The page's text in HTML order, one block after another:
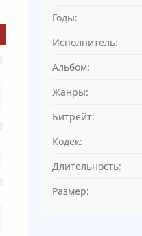
Годы:
Исполнитель:
Альбом:
Жанры:
Битрейт:
Кодек:
Длительность:
Размер: